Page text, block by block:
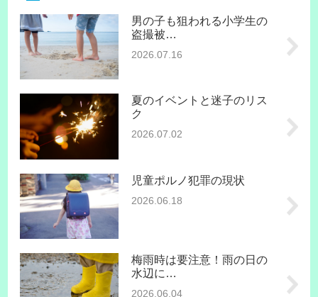
男の子も狙われる小学生の
盗撮被…
2026.07.16
夏のイベントと迷子のリス
ク
2026.07.02
児童ポルノ犯罪の現状
2026.06.18
梅雨時は要注意！雨の日の
水辺に…
2026.06.04